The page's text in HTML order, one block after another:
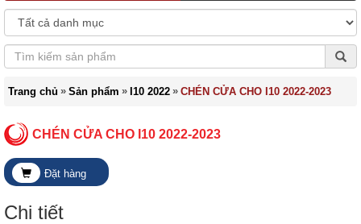
Trang chủ » Sản phẩm » I10 2022 » CHÉN CỬA CHO I10 2022-2023
CHÉN CỬA CHO I10 2022-2023
Đặt hàng
Chi tiết